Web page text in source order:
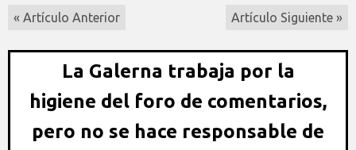
« Artículo Anterior Artículo Siguiente »
La Galerna trabaja por la
higiene del foro de comentarios,
pero no se hace responsable de